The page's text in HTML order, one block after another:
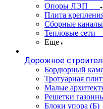
Опоры ЛЭП
Плита
Сборные каналы
Тепловые сети
Еще
Дорожное
Бордюрный
Тротуарная
Малые
Решетки
Блоки упора (Б)